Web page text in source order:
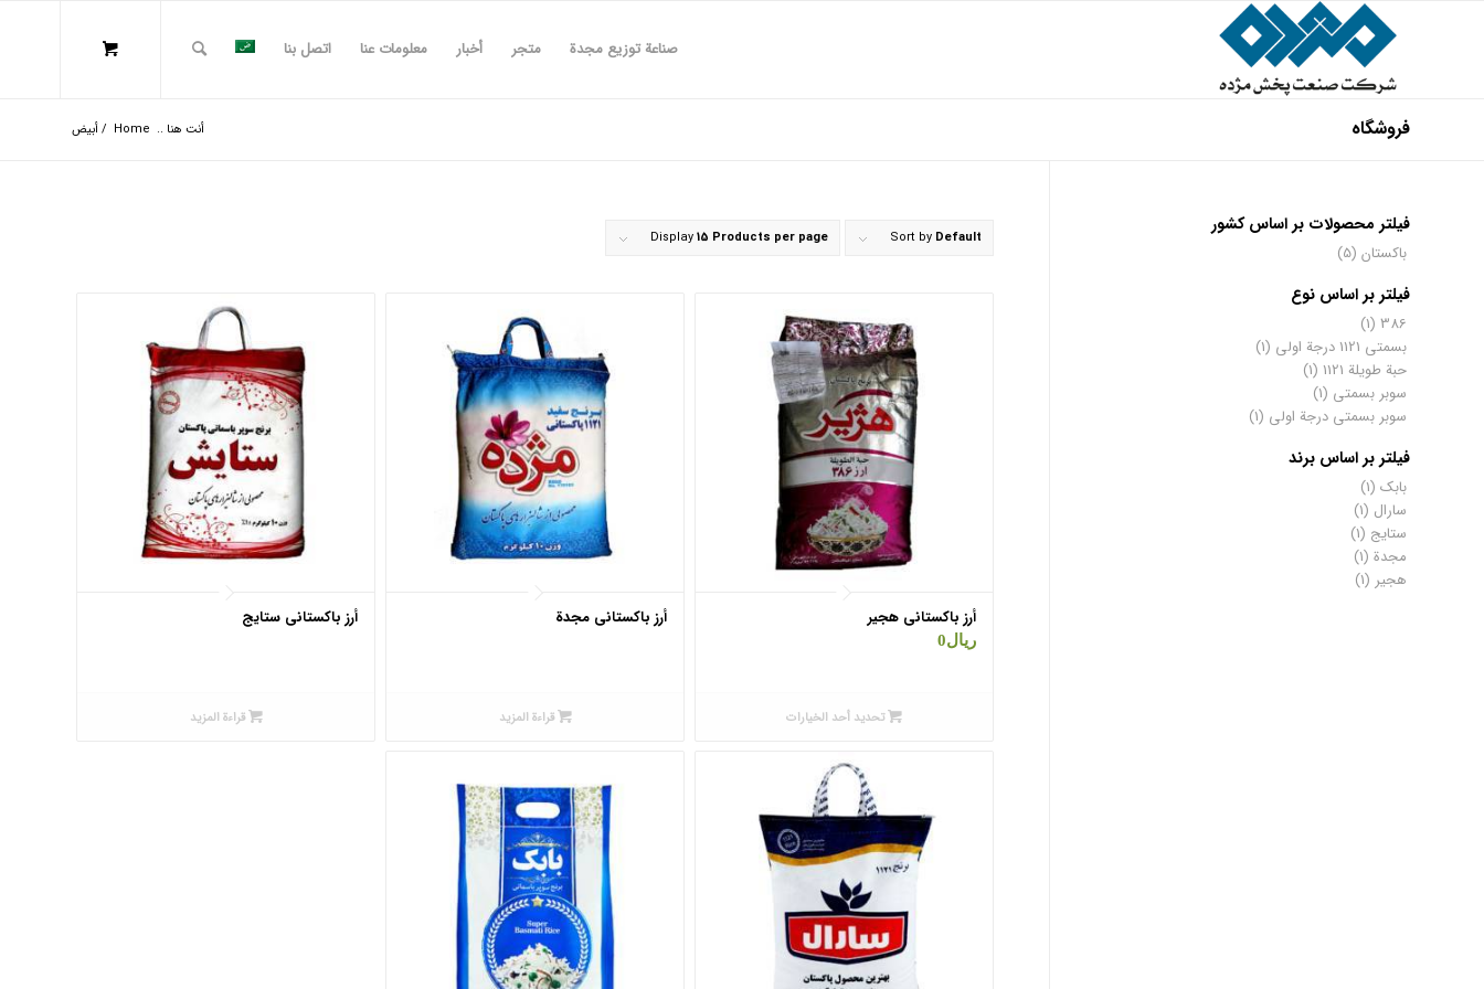
صناعة توزیع مجدة متجر أخبار معلومات عنا اتصل بنا
فروشگاه أنت هنا .. Home
/أبيض
Sort by Default
Display15 Products per page
أرز باكستاني هجیر
ریال0
تحديد أحد الخيارات
أرز باکستانی مجدة
قراءة المزيد
أرز باکستانی ستایج
قراءة المزيد
فیلتر محصولات بر اساس کشور
باکستان (5)
فیلتر بر اساس نوع
386
(1)
بسمتي 1121 درجة اولى
(1)
حبة طويلة 1121
(1)
سوبر بسمتي (1)
سوبر بسمتي درجة اولى (1)
فیلتر بر اساس برند
بابک (1)
سارال (1)
ستایج (1)
مجدة (1)
هجیر (1)